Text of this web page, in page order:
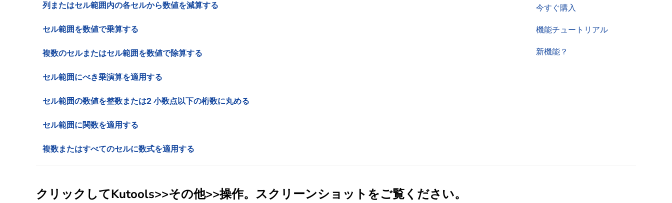
今すぐ購入
機能チュートリアル
新機能？
列またはセル範囲内の各セルから数値を減算する
セル範囲を数値で乗算する
複数のセルまたはセル範囲を数値で除算する
セル範囲にべき乗演算を適用する
セル範囲の数値を整数または2 小数点以下の桁数に丸める
セル範囲に関数を適用する
複数またはすべてのセルに数式を適用する
クリックしてKutools>>その他>>操作。スクリーンショットをご覧ください。